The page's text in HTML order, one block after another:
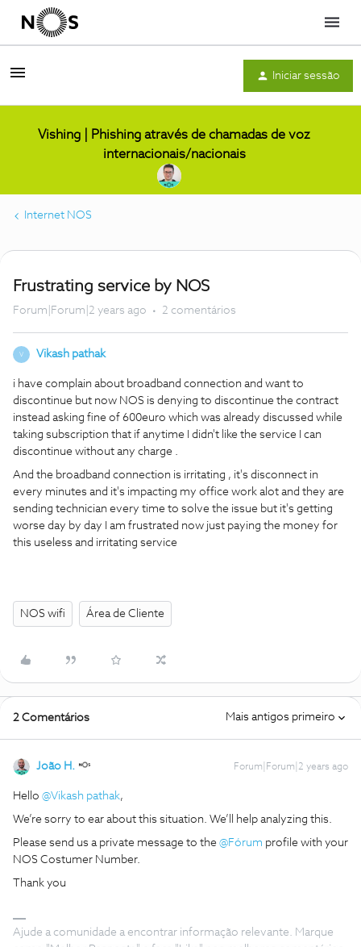
Menu
Iniciar sessão
Vishing | Phishing através de chamadas de voz
internacionais/nacionais
Internet NOS
Frustrating service by NOS
Forum|Forum|2 years ago 2 comentários
V Vikash pathak
i have complain about broadband connection and want to
discontinue but now NOS is denying to discontinue the contract
instead asking fine of 600euro which was already discussed while
taking subscription that if anytime I didn't like the service I can
discontinue without any charge .
And the broadband connection is irritating , it's disconnect in
every minutes and it's impacting my office work alot and they are
sending technician every time to solve the issue but it's getting
worse day by day I am frustrated now just paying the money for
this useless and irritating service
NOS wifi Área de Cliente
2 Comentários Mais antigos primeiro
João H. Forum|Forum|2 years ago
Hello @Vikash pathak,
We’re sorry to ear about this situation. We’ll help analyzing this.
Please send us a private message to the @Fórum profile with your
NOS Costumer Number.
Thank you
Ajude a comunidade a encontrar informação relevante. Marque